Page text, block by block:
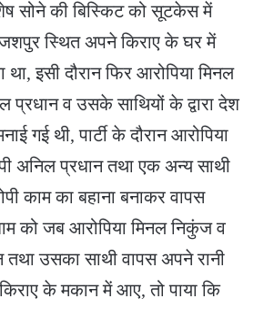
सोने की बिस्किट को सूटकेस में
स्थित अपने किराए के घर में
इसी दौरान फिर आरोपिया मिनल
प्रधान व उसके साथियों के द्वारा देश
गई थी, पार्टी के दौरान आरोपिया
अनिल प्रधान तथा एक अन्य साथी
काम का बहाना बनाकर वापस
को जब आरोपिया मिनल निकुंज व
तथा उसका साथी वापस अपने रानी
के मकान में आए, तो पाया कि